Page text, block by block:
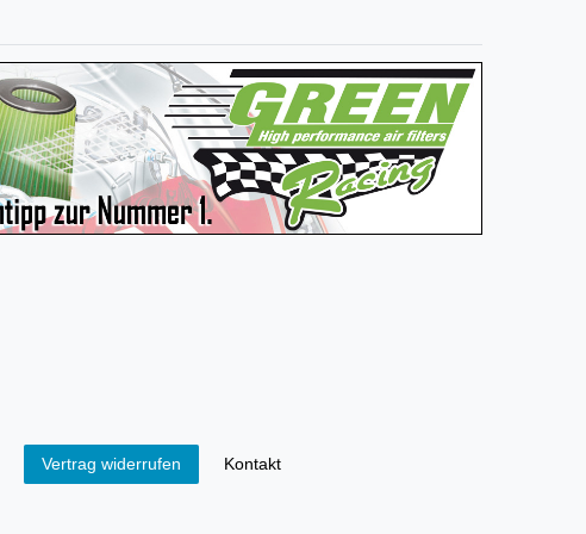
Vertrag widerrufen Kontakt